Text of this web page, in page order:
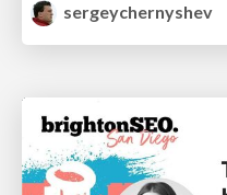
sergeychernyshev